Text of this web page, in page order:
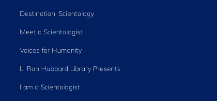
Destination: Scientology
Meet a Scientologist
Voices for Humanity
L. Ron Hubbard Library Presents
I am a Scientologist